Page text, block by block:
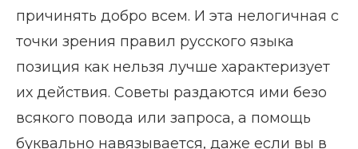
причинять добро всем. И эта нелогичная с
точки зрения правил русского языка
позиция как нельзя лучше характеризует
их действия. Советы раздаются ими безо
всякого повода или запроса, а помощь
буквально навязывается, даже если вы в